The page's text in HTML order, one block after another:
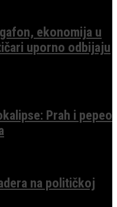
ekonomija u
uporno odbijaju
Prah i pepeo
na političkoj